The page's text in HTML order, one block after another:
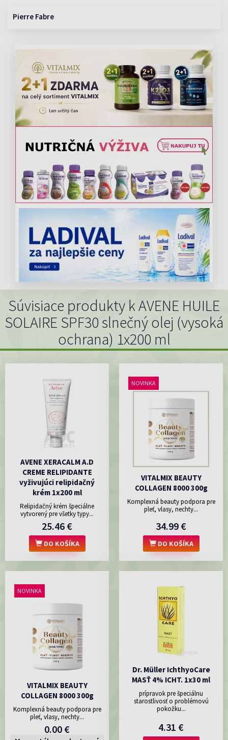
Pierre Fabre
Súvisiace produkty k AVENE HUILE
SOLAIRE SPF30 slnečný olej (vysoká
ochrana) 1x200 ml
AVENE XERACALM A.D
CREME RELIPIDANTE
vyživujúci relipidačný
krém 1x200 ml
Relipidačný krém špeciálne
vytvorený pre všetky typy...
25.46 €
DO KOŠÍKA
NOVINKA
VITALMIX BEAUTY
COLLAGEN 8000 300g
Komplexná beauty podpora pre
pleť, vlasy, nechty...
34.99 €
DO KOŠÍKA
NOVINKA
VITALMIX BEAUTY
COLLAGEN 8000 300g
Komplexná beauty podpora pre
pleť, vlasy, nechty...
0.00 €
Dr. Müller IchthyoCare
MASŤ 4% ICHT. 1x30 ml
prípravok pre špeciálnu
starostlivosť o problémovú
pokožku...
4.31 €